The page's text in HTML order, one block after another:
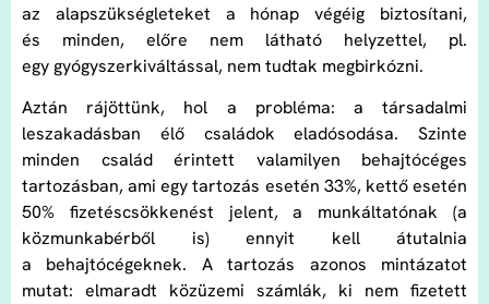
az alapszükségleteket a hónap végéig biztosítani,
és minden, előre nem látható helyzettel, pl.
egy gyógyszerkiváltással, nem tudtak megbirkózni.
Aztán rájöttünk, hol a probléma: a társadalmi
leszakadásban élő családok eladósodása. Szinte
minden család érintett valamilyen behajtócéges
tartozásban, ami egy tartozás esetén 33%, kettő esetén
50% fizetéscsökkenést jelent, a munkáltatónak (a
közmunkabérből is) ennyit kell átutalnia
a behajtócégeknek. A tartozás azonos mintázatot
mutat: elmaradt közüzemi számlák, ki nem fizetett